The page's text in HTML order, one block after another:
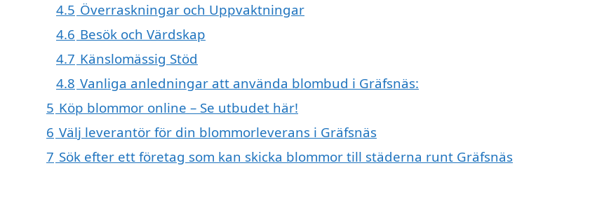
4.5 Överraskningar och Uppvaktningar
4.6 Besök och Värdskap
4.7 Känslomässig Stöd
4.8 Vanliga anledningar att använda blombud i Gräfsnäs:
5 Köp blommor online – Se utbudet här!
6 Välj leverantör för din blommorleverans i Gräfsnäs
7 Sök efter ett företag som kan skicka blommor till städerna runt Gräfsnäs